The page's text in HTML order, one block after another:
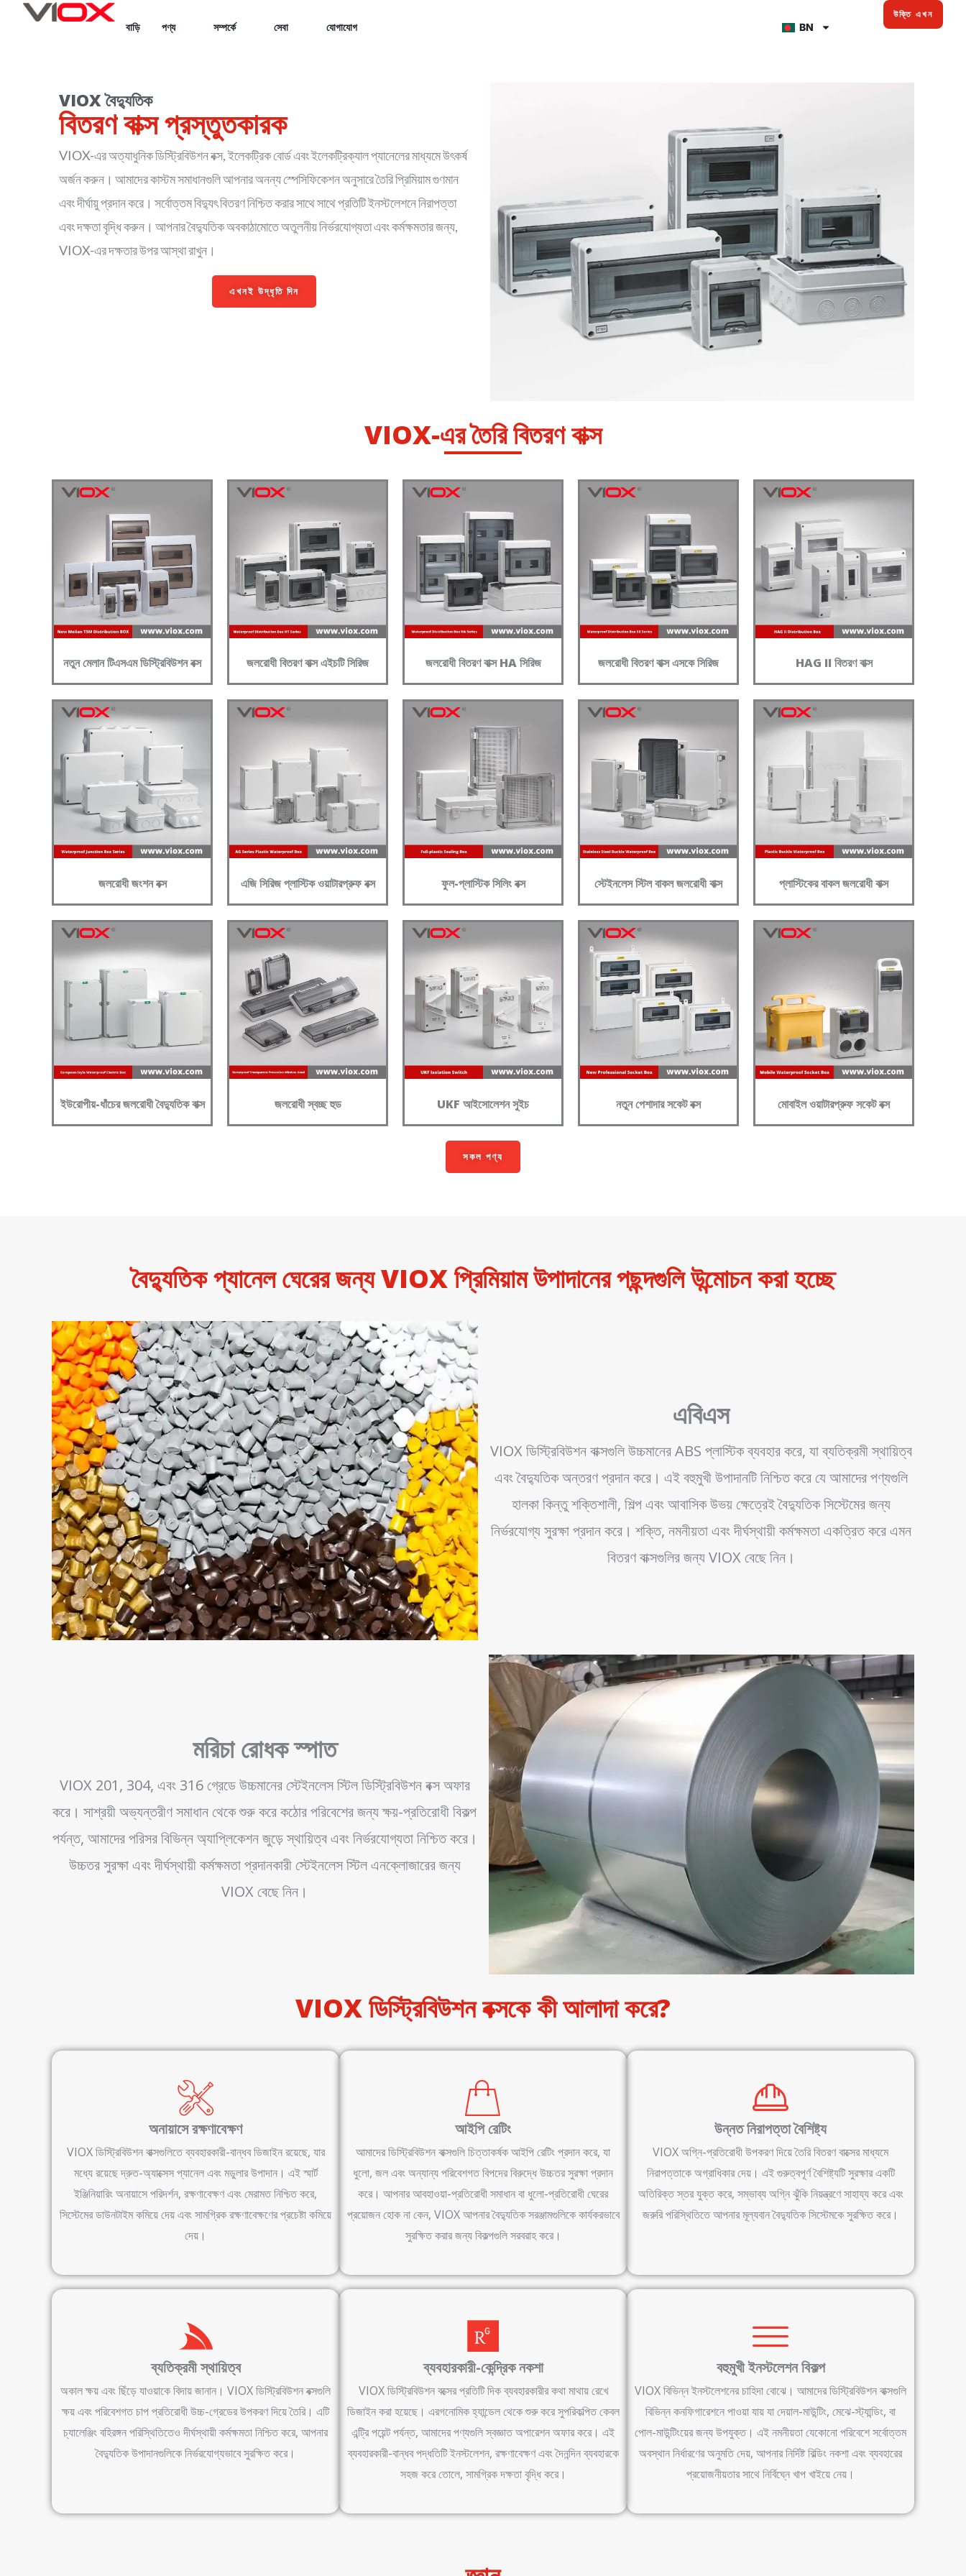
বাড়ি পণ্য সম্পর্কে সেবা যোগাযোগ BN
উক্তি এখন
VIOX বৈদ্যুতিক
বিতরণ বাক্স প্রস্তুতকারক
VIOX-এর অত্যাধুনিক ডিস্ট্রিবিউশন বক্স, ইলেকট্রিক বোর্ড এবং ইলেকট্রিক্যাল প্যানেলের মাধ্যমে উৎকর্ষ
অর্জন করুন। আমাদের কাস্টম সমাধানগুলি আপনার অনন্য স্পেসিফিকেশন অনুসারে তৈরি প্রিমিয়াম গুণমান
এবং দীর্ঘায়ু প্রদান করে। সর্বোত্তম বিদ্যুৎ বিতরণ নিশ্চিত করার সাথে সাথে প্রতিটি ইনস্টলেশনে নিরাপত্তা
এবং দক্ষতা বৃদ্ধি করুন। আপনার বৈদ্যুতিক অবকাঠামোতে অতুলনীয় নির্ভরযোগ্যতা এবং কর্মক্ষমতার জন্য,
VIOX-এর দক্ষতার উপর আস্থা রাখুন।
এখনই উদ্ধৃতি দিন
VIOX-এর তৈরি বিতরণ বাক্স
নতুন মেলান টিএসএম ডিস্ট্রিবিউশন বক্স জলরোধী বিতরণ বাক্স এইচটি সিরিজ জলরোধী বিতরণ বাক্স HA সিরিজ জলরোধী বিতরণ বাক্স এসকে সিরিজ HAG II বিতরণ বাক্স
জলরোধী জংশন বক্স এজি সিরিজ প্লাস্টিক ওয়াটারপ্রুফ বক্স ফুল-প্লাস্টিক সিলিং বক্স স্টেইনলেস স্টিল বাকল জলরোধী বাক্স প্লাস্টিকের বাকল জলরোধী বাক্স
ইউরোপীয়-ধাঁচের জলরোধী বৈদ্যুতিক বাক্স জলরোধী স্বচ্ছ হুড UKF আইসোলেশন সুইচ নতুন পেশাদার সকেট বক্স মোবাইল ওয়াটারপ্রুফ সকেট বক্স
সকল পণ্য
বৈদ্যুতিক প্যানেল ঘেরের জন্য VIOX প্রিমিয়াম উপাদানের পছন্দগুলি উন্মোচন করা হচ্ছে
এবিএস
VIOX ডিস্ট্রিবিউশন বাক্সগুলি উচ্চমানের ABS প্লাস্টিক ব্যবহার করে, যা ব্যতিক্রমী স্থায়িত্ব
এবং বৈদ্যুতিক অন্তরণ প্রদান করে। এই বহুমুখী উপাদানটি নিশ্চিত করে যে আমাদের পণ্যগুলি
হালকা কিন্তু শক্তিশালী, শিল্প এবং আবাসিক উভয় ক্ষেত্রেই বৈদ্যুতিক সিস্টেমের জন্য
নির্ভরযোগ্য সুরক্ষা প্রদান করে। শক্তি, নমনীয়তা এবং দীর্ঘস্থায়ী কর্মক্ষমতা একত্রিত করে এমন
বিতরণ বাক্সগুলির জন্য VIOX বেছে নিন।
মরিচা রোধক স্পাত
VIOX 201, 304, এবং 316 গ্রেডে উচ্চমানের স্টেইনলেস স্টিল ডিস্ট্রিবিউশন বক্স অফার
করে। সাশ্রয়ী অভ্যন্তরীণ সমাধান থেকে শুরু করে কঠোর পরিবেশের জন্য ক্ষয়-প্রতিরোধী বিকল্প
পর্যন্ত, আমাদের পরিসর বিভিন্ন অ্যাপ্লিকেশন জুড়ে স্থায়িত্ব এবং নির্ভরযোগ্যতা নিশ্চিত করে।
উচ্চতর সুরক্ষা এবং দীর্ঘস্থায়ী কর্মক্ষমতা প্রদানকারী স্টেইনলেস স্টিল এনক্লোজারের জন্য
VIOX বেছে নিন।
VIOX ডিস্ট্রিবিউশন বক্সকে কী আলাদা করে?
অনায়াসে রক্ষণাবেক্ষণ
VIOX ডিস্ট্রিবিউশন বাক্সগুলিতে ব্যবহারকারী-বান্ধব ডিজাইন রয়েছে, যার
মধ্যে রয়েছে দ্রুত-অ্যাক্সেস প্যানেল এবং মডুলার উপাদান। এই স্মার্ট
ইঞ্জিনিয়ারিং অনায়াসে পরিদর্শন, রক্ষণাবেক্ষণ এবং মেরামত নিশ্চিত করে,
সিস্টেমের ডাউনটাইম কমিয়ে দেয় এবং সামগ্রিক রক্ষণাবেক্ষণের প্রচেষ্টা কমিয়ে
দেয়।
আইপি রেটিং
আমাদের ডিস্ট্রিবিউশন বাক্সগুলি চিত্তাকর্ষক আইপি রেটিং প্রদান করে, যা
ধুলো, জল এবং অন্যান্য পরিবেশগত বিপদের বিরুদ্ধে উচ্চতর সুরক্ষা প্রদান
করে। আপনার আবহাওয়া-প্রতিরোধী সমাধান বা ধুলো-প্রতিরোধী ঘেরের
প্রয়োজন হোক না কেন, VIOX আপনার বৈদ্যুতিক সরঞ্জামগুলিকে কার্যকরভাবে
সুরক্ষিত করার জন্য বিকল্পগুলি সরবরাহ করে।
উন্নত নিরাপত্তা বৈশিষ্ট্য
VIOX অগ্নি-প্রতিরোধী উপকরণ দিয়ে তৈরি বিতরণ বাক্সের মাধ্যমে
নিরাপত্তাকে অগ্রাধিকার দেয়। এই গুরুত্বপূর্ণ বৈশিষ্ট্যটি সুরক্ষার একটি
অতিরিক্ত স্তর যুক্ত করে, সম্ভাব্য অগ্নি ঝুঁকি নিয়ন্ত্রণে সাহায্য করে এবং
জরুরি পরিস্থিতিতে আপনার মূল্যবান বৈদ্যুতিক সিস্টেমকে সুরক্ষিত করে।
ব্যতিক্রমী স্থায়িত্ব
অকাল ক্ষয় এবং ছিঁড়ে যাওয়াকে বিদায় জানান। VIOX ডিস্ট্রিবিউশন বক্সগুলি
ক্ষয় এবং পরিবেশগত চাপ প্রতিরোধী উচ্চ-গ্রেডের উপকরণ দিয়ে তৈরি। এটি
চ্যালেঞ্জিং বহিরঙ্গন পরিস্থিতিতেও দীর্ঘস্থায়ী কর্মক্ষমতা নিশ্চিত করে, আপনার
বৈদ্যুতিক উপাদানগুলিকে নির্ভরযোগ্যভাবে সুরক্ষিত করে।
ব্যবহারকারী-কেন্দ্রিক নকশা
VIOX ডিস্ট্রিবিউশন বক্সের প্রতিটি দিক ব্যবহারকারীর কথা মাথায় রেখে
ডিজাইন করা হয়েছে। এরগনোমিক হ্যান্ডেল থেকে শুরু করে সুপরিকল্পিত কেবল
এন্ট্রি পয়েন্ট পর্যন্ত, আমাদের পণ্যগুলি স্বজ্ঞাত অপারেশন অফার করে। এই
ব্যবহারকারী-বান্ধব পদ্ধতিটি ইনস্টলেশন, রক্ষণাবেক্ষণ এবং দৈনন্দিন ব্যবহারকে
সহজ করে তোলে, সামগ্রিক দক্ষতা বৃদ্ধি করে।
বহুমুখী ইনস্টলেশন বিকল্প
VIOX বিভিন্ন ইনস্টলেশনের চাহিদা বোঝে। আমাদের ডিস্ট্রিবিউশন বাক্সগুলি
বিভিন্ন কনফিগারেশনে পাওয়া যায় যা দেয়াল-মাউন্টিং, মেঝে-স্ট্যান্ডিং, বা
পোল-মাউন্টিংয়ের জন্য উপযুক্ত। এই নমনীয়তা যেকোনো পরিবেশে সর্বোত্তম
অবস্থান নির্ধারণের অনুমতি দেয়, আপনার নির্দিষ্ট বিল্ডিং নকশা এবং ব্যবহারের
প্রয়োজনীয়তার সাথে নির্বিঘ্নে খাপ খাইয়ে নেয়।